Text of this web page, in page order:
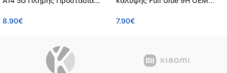
Κάλυψη 100%, OEM, 0.26mm
8.90€
A14 4G / A14 5G
7.90€